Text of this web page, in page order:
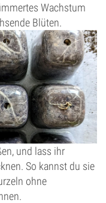
Wachstum
Blüten.
und lass ihr
So kannst du sie
ohne